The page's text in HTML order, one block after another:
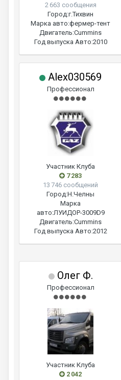
2 663 сообщения
Город:г.Тихвин
Марка авто:фермер-тент
Двигатель:Cummins
Год выпуска Авто:2010
Alex030569
Профессионал
Участник Клуба
7 283
13 746 сообщений
Город:Н.Челны
Марка
авто:ЛУИДОР-3009D9
Двигатель:Cummins
Год выпуска Авто:2012
Олег Ф.
Профессионал
Участник Клуба
2 042